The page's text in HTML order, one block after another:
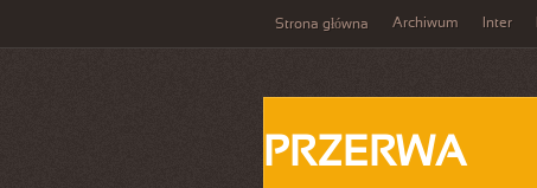
Strona główna Archiwum Inter
PRZERWA